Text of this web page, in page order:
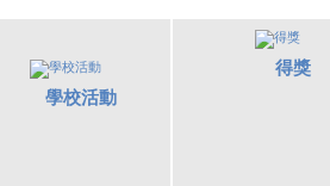
學校活動
得獎